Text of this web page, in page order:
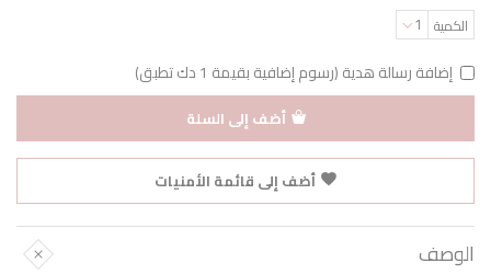
الكمية 1
إضافة رسالة هدية (رسوم إضافية بقيمة 1 دك تطبق)
أضف إلى السلة
أضف إلى قائمة الأمنيات
الوصف